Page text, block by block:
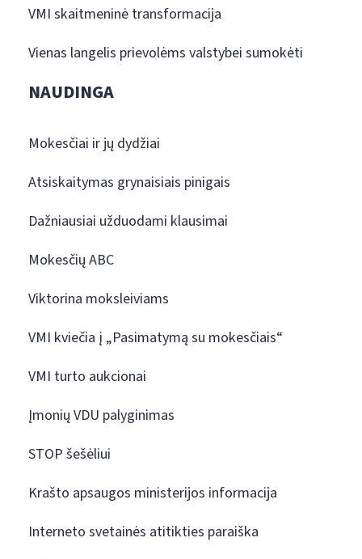
VMI skaitmeninė transformacija
Vienas langelis prievolėms valstybei sumokėti
NAUDINGA
Mokesčiai ir jų dydžiai
Atsiskaitymas grynaisiais pinigais
Dažniausiai užduodami klausimai
Mokesčių ABC
Viktorina moksleiviams
VMI kviečia į „Pasimatymą su mokesčiais“
VMI turto aukcionai
Įmonių VDU palyginimas
STOP šešėliui
Krašto apsaugos ministerijos informacija
Interneto svetainės atitikties paraiška